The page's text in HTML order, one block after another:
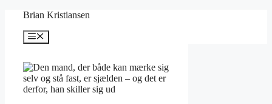
content
Brian Kristiansen
Menu